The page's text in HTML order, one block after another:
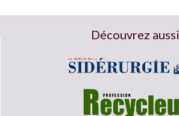
Découvrez aussi